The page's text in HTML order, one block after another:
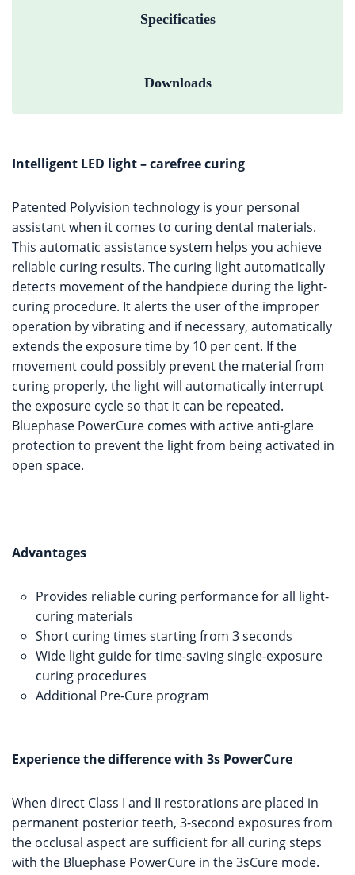
Specificaties
Downloads
Intelligent LED light – carefree curing
Patented Polyvision technology is your personal
assistant when it comes to curing dental materials.
This automatic assistance system helps you achieve
reliable curing results. The curing light automatically
detects movement of the handpiece during the light-
curing procedure. It alerts the user of the improper
operation by vibrating and if necessary, automatically
extends the exposure time by 10 per cent. If the
movement could possibly prevent the material from
curing properly, the light will automatically interrupt
the exposure cycle so that it can be repeated.
Bluephase PowerCure comes with active anti-glare
protection to prevent the light from being activated in
open space.
Advantages
Provides reliable curing performance for all light-
curing materials
Short curing times starting from 3 seconds
Wide light guide for time-saving single-exposure
curing procedures
Additional Pre-Cure program
Experience the difference with 3s PowerCure
When direct Class I and II restorations are placed in
permanent posterior teeth, 3-second exposures from
the occlusal aspect are sufficient for all curing steps
with the Bluephase PowerCure in the 3sCure mode.